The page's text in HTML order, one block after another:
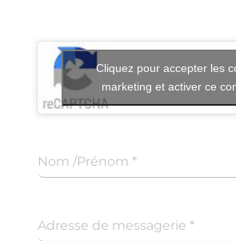
Cliquez pour accepter les
marketing et activer ce
Nom /Prénom *
Adresse de messagerie *